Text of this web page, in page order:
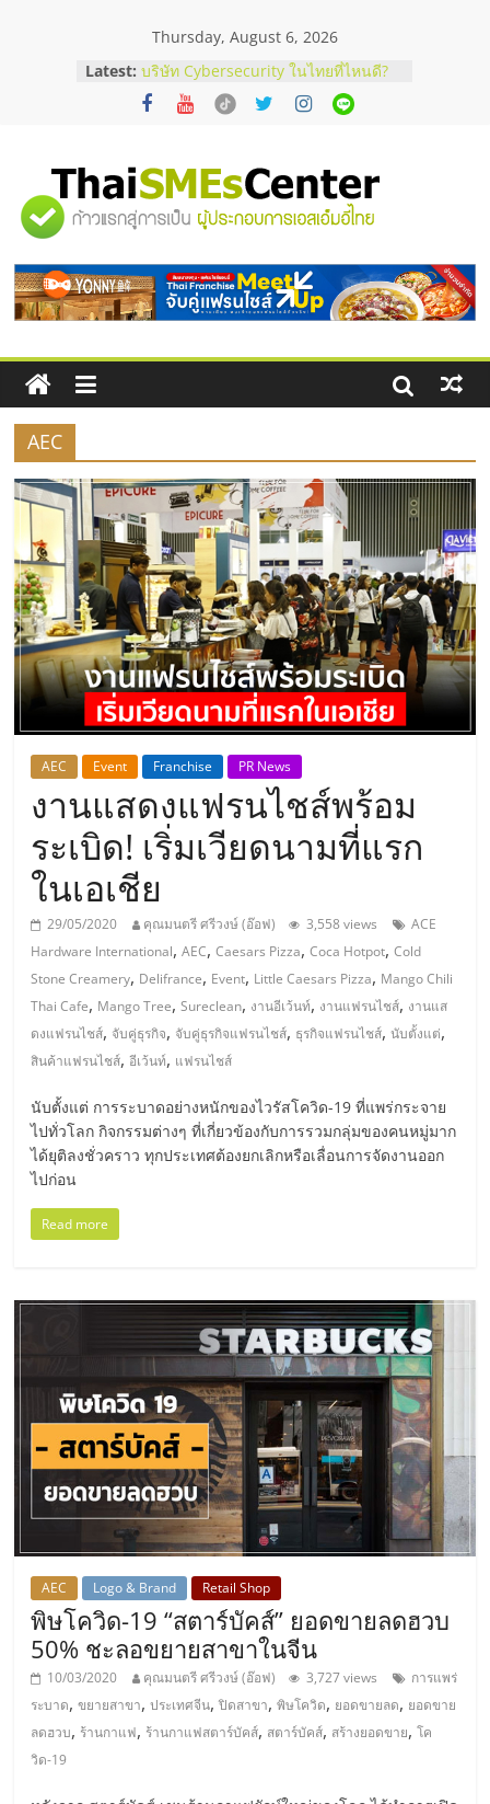
Thursday, August 6, 2026
Latest: บริษัท Cybersecurity ในไทยที่ไหนดี?
วิธีเลือกผู้ให้บริการให้คุ้มค่าและตอบ
โจทย์ธุรกิจ
สัมมนาออนไลน์ โอกาสบริหารสถานี
บริการน้ำมัน Shell
สัมมนาลงทุน แฟรนไชส์ยอนนี่
ไชส์ ครั้งที่ 8
ร้านเครื่องเสียงคุณภาพสูง พร้อม
โซลูชันระบบภาพและเสียง
"ศูนย์
รวม
ข้อมูล
ธุรกิจ
SME
แห่ง
ประเทศไทย,
ThaiSMEsCenter,
รวม
ธุรกิจ
เอ
ส
เอ็
มอี
ไทย,
SMEs,
แฟ
รน
ไชส์,
ที่
ปรึกษา
แฟ
รน
ไชส์,
รวม
แฟ
รน
AEC
AEC Event Franchise PR News
งานแสดงแฟรนไชส์พร้อม
ระเบิด! เริ่มเวียดนามที่แรก
ในเอเชีย
29/05/2020 คุณมนตรี ศรีวงษ์ (อ๊อฟ) 3,558 views
ACE
Hardware International,AEC,Caesars Pizza,Coca Hotpot,Cold
Stone Creamery, Delifrance, Event, Little Caesars Pizza, Mango Chili
Thai Cafe, Mango Tree,Sureclean, งานอีเว้นท์, งานแฟรนไชส์, งานแส
ดงแฟรนไชส์, จับคู่ธุรกิจ, จับคู่ธุรกิจแฟรนไชส์, ธุรกิจแฟรนไชส์,นับตั้งแต่,
สินค้าแฟรนไชส์,อีเว้นท์, แฟรนไชส์
นับตั้งแต่ การระบาดอย่างหนักของไวรัสโควิด-19 ที่แพร่กระจาย
ไปทั่วโลก กิจกรรมต่างๆ ที่เกี่ยวข้องกับการรวมกลุ่มของคนหมู่มาก
ได้ยุติลงชั่วคราว ทุกประเทศต้องยกเลิกหรือเลื่อนการจัดงานออก
ไปก่อน
Read more
AEC Logo & Brand Retail Shop
พิษโควิด-19 “สตาร์บัคส์” ยอดขายลดฮวบ
50% ชะลอขยายสาขาในจีน
10/03/2020 คุณมนตรี ศรีวงษ์ (อ๊อฟ) 3,727 views
การแพร่
ระบาด,ขยายสาขา,ประเทศจีน,ปิดสาขา,พิษโควิด, ยอดขายลด, ยอดขาย
ลดฮวบ, ร้านกาแฟ, ร้านกาแฟสตาร์บัคส์, สตาร์บัคส์, สร้างยอดขาย,โค
วิด-19